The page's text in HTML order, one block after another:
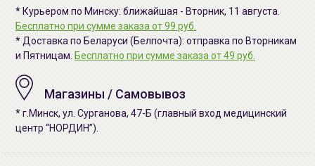
* Курьером по Минску: ближайшая - Вторник, 11 августа.
Бесплатно при сумме заказа от 99 руб.
* Доставка по Беларуси (Белпочта): отправка по Вторникам
и Пятницам. Бесплатно при сумме заказа от 49 руб.
Магазины / Самовывоз
* г.Минск, ул. Сурганова, 47-Б (главный вход медицинский
центр “НОРДИН”).